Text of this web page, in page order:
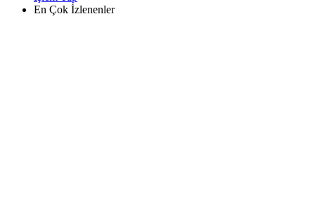
En Çok İzlenenler